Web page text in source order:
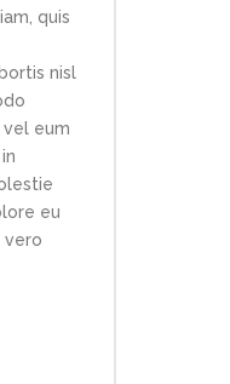
quis
nisl
vel eum
eu
vero